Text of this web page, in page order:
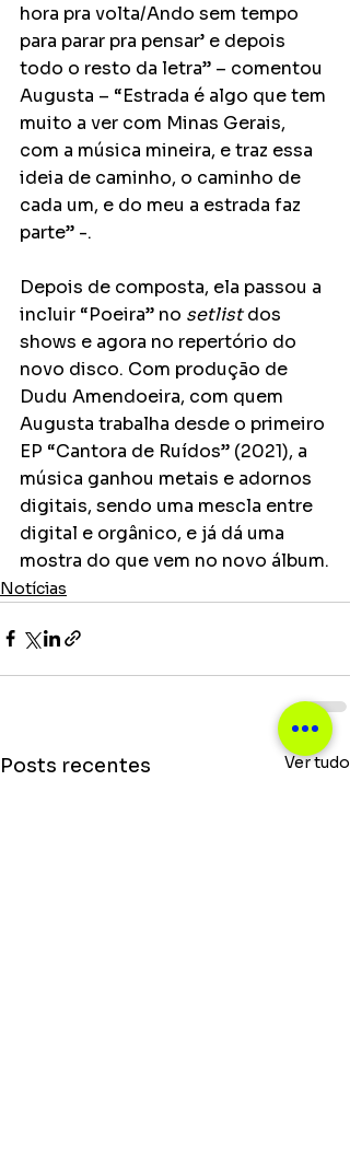
hora pra volta/Ando sem tempo
para parar pra pensar’ e depois
todo o resto da letra” – comentou
Augusta – “Estrada é algo que tem
muito a ver com Minas Gerais,
com a música mineira, e traz essa
ideia de caminho, o caminho de
cada um, e do meu a estrada faz
parte” -.
Depois de composta, ela passou a
incluir “Poeira” no setlist dos
shows e agora no repertório do
novo disco. Com produção de
Dudu Amendoeira, com quem
Augusta trabalha desde o primeiro
EP “Cantora de Ruídos” (2021), a
música ganhou metais e adornos
digitais, sendo uma mescla entre
digital e orgânico, e já dá uma
mostra do que vem no novo álbum.
Notícias
Posts recentes Ver tudo